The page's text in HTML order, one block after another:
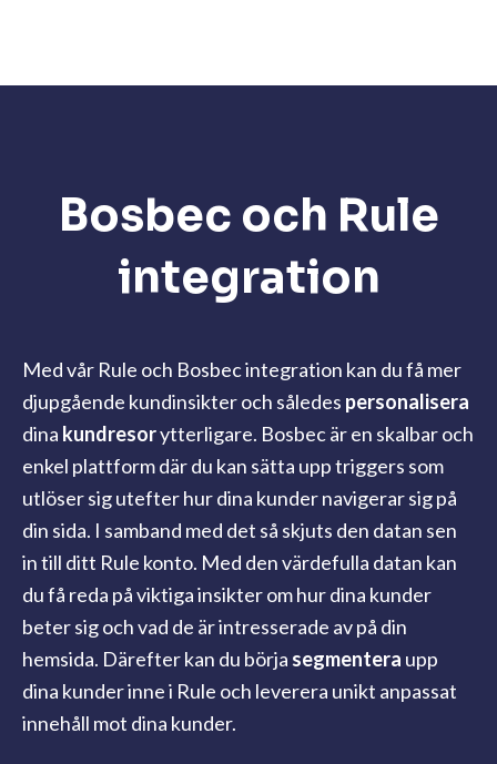
Bosbec och Rule
integration
Med vår Rule och Bosbec integration kan du få mer
djupgående kundinsikter och således personalisera
dina kundresorytterligare. Bosbec är en skalbar och
enkel plattform där du kan sätta upp triggers som
utlöser sig utefter hur dina kunder navigerar sig på
din sida. I samband med det så skjuts den datan sen
in till ditt Rule konto. Med den värdefulla datan kan
du få reda på viktiga insikter om hur dina kunder
beter sig och vad de är intresserade av på din
hemsida. Därefter kan du börja segmentera upp
dina kunder inne i Rule och leverera unikt anpassat
innehåll mot dina kunder.